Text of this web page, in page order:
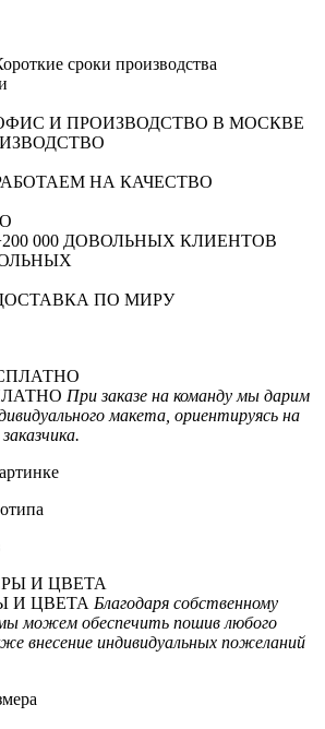
При заказе на команду мы дарим
макета, ориентируясь на
И ЦВЕТА Благодаря собственному
можем обеспечить пошив любого
внесение индивидуальных пожеланий